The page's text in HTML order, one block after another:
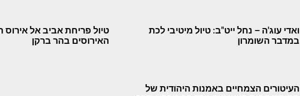
ואדי עוג'ה – נחל ייט"ב: טיול מיטיבי לכת
במדבר השומרון
טיול פריחת אביב אל אירוס
האירוסים בהר ברקן
העיטורים הצמחיים באמנות היהודית של